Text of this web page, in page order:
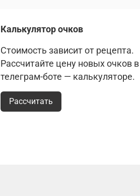
Калькулятор очков
Стоимость зависит от рецепта.
Рассчитайте цену новых очков
телеграм-боте — калькуляторе.
Рассчитать